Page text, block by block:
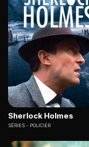
Sherlock Holmes
SÉRIES POLICIER